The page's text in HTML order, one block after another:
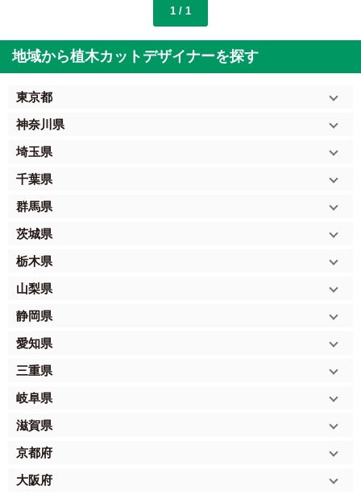
1 / 1
地域から植木カットデザイナーを探す
東京都
神奈川県
埼玉県
千葉県
群馬県
茨城県
栃木県
山梨県
静岡県
愛知県
三重県
岐阜県
滋賀県
京都府
大阪府